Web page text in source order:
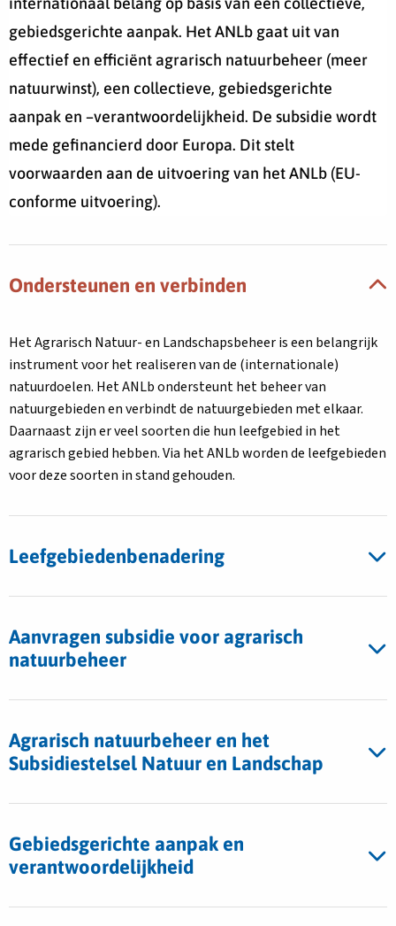
gebiedsgerichte aanpak. Het ANLb gaat uit van
effectief en efficiënt agrarisch natuurbeheer (meer
natuurwinst), een collectieve, gebiedsgerichte
aanpak en –verantwoordelijkheid. De subsidie wordt
mede gefinancierd door Europa. Dit stelt
voorwaarden aan de uitvoering van het ANLb (EU-
conforme uitvoering).
Ondersteunen en verbinden
Het Agrarisch Natuur- en Landschapsbeheer is een belangrijk
instrument voor het realiseren van de (internationale)
natuurdoelen. Het ANLb ondersteunt het beheer van
natuurgebieden en verbindt de natuurgebieden met elkaar.
Daarnaast zijn er veel soorten die hun leefgebied in het
agrarisch gebied hebben. Via het ANLb worden de leefgebieden
voor deze soorten in stand gehouden.
Leefgebiedenbenadering
Aanvragen subsidie voor agrarisch
natuurbeheer
Agrarisch natuurbeheer en het
Subsidiestelsel Natuur en Landschap
Gebiedsgerichte aanpak en
verantwoordelijkheid